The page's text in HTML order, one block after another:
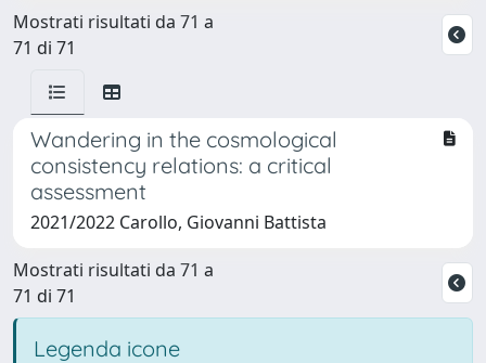
Mostrati risultati da 71 a
71 di 71
Wandering in the cosmological
consistency relations: a critical
assessment
2021/2022 Carollo, Giovanni Battista
Mostrati risultati da 71 a
71 di 71
Legenda icone